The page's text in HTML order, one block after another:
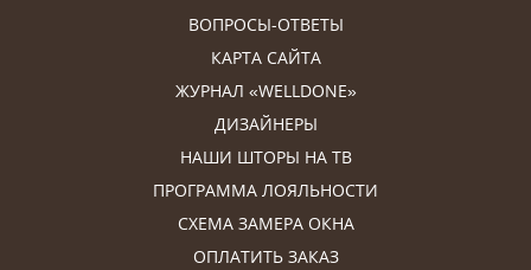
ВОПРОСЫ-ОТВЕТЫ
КАРТА САЙТА
ЖУРНАЛ «WELLDONE»
ДИЗАЙНЕРЫ
НАШИ ШТОРЫ НА ТВ
ПРОГРАММА ЛОЯЛЬНОСТИ
СХЕМА ЗАМЕРА ОКНА
ОПЛАТИТЬ ЗАКАЗ